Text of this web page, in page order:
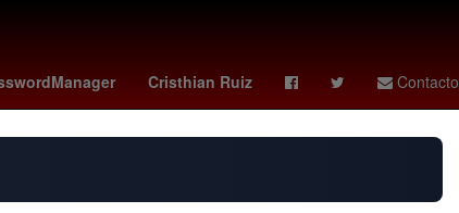
Cristhian Ruiz Contacto
Eclipse Letizia Ortiz flightradar24